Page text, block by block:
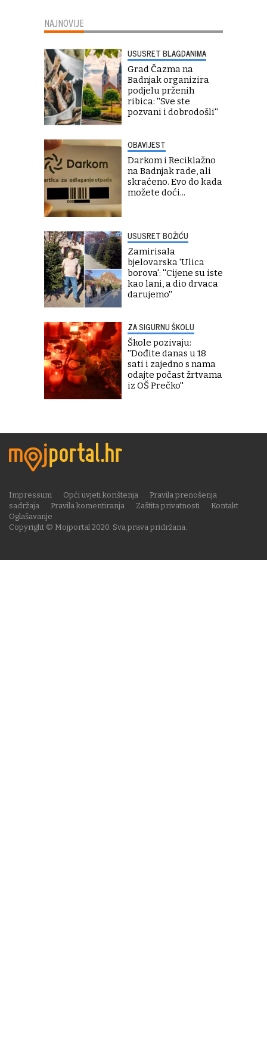
NAJNOVIJE
USUSRET BLAGDANIMA
Grad Čazma na
Badnjak organizira
podjelu prženih
ribica: ''Sve ste
pozvani i dobrodošli''
OBAVIJEST
Darkom i Reciklažno
na Badnjak rade, ali
skraćeno. Evo do kada
možete doći...
USUSRET BOŽIĆU
Zamirisala
bjelovarska 'Ulica
borova': ''Cijene su iste
kao lani, a dio drvaca
darujemo''
ZA SIGURNU ŠKOLU
Škole pozivaju:
''Dođite danas u 18
sati i zajedno s nama
odajte počast žrtvama
iz OŠ Prečko''
Copyright © Mojportal 2020. Sva prava pridržana.
Impressum Opći uvjeti korištenja
Pravila prenošenja
sadržaja
Pravila komentiranja Zaštita privatnosti
Kontakt
Oglašavanje